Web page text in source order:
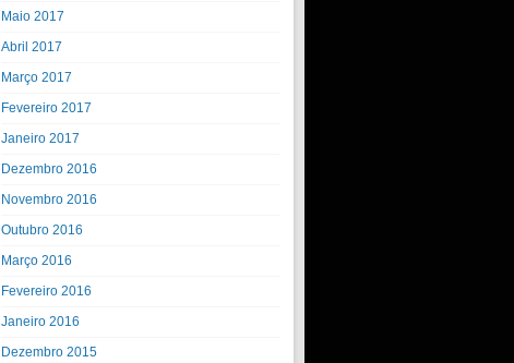
Maio 2017
Abril 2017
Março 2017
Fevereiro 2017
Janeiro 2017
Dezembro 2016
Novembro 2016
Outubro 2016
Março 2016
Fevereiro 2016
Janeiro 2016
Dezembro 2015